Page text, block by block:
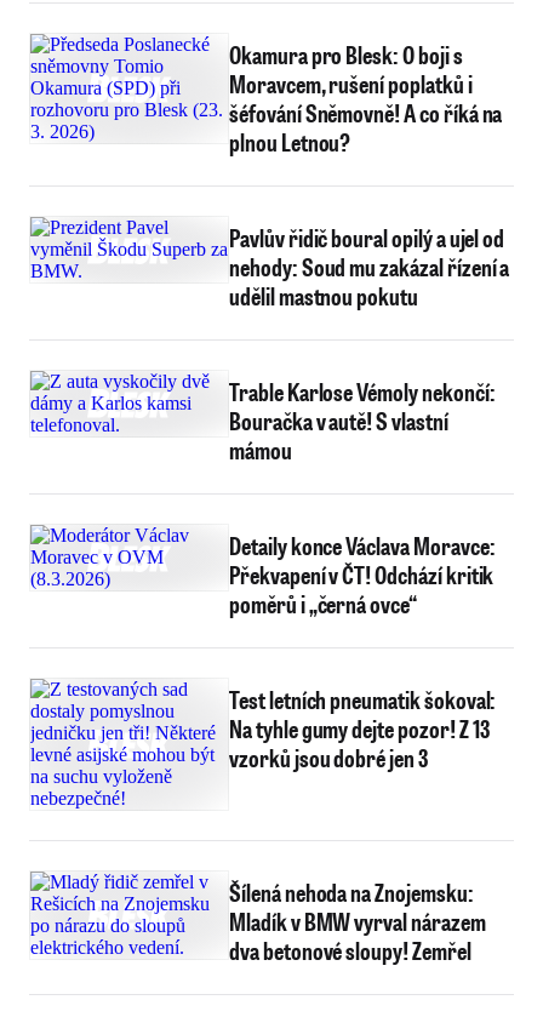
Okamura pro Blesk: O boji s
Moravcem, rušení poplatků i
šéfování Sněmovně! A co říká na
plnou Letnou?
Pavlův řidič boural opilý a ujel od
nehody: Soud mu zakázal řízení a
udělil mastnou pokutu
Trable Karlose Vémoly nekončí:
Bouračka v autě! S vlastní
mámou
Detaily konce Václava Moravce:
Překvapení v ČT! Odchází kritik
poměrů i „černá ovce“
Test letních pneumatik šokoval:
Na tyhle gumy dejte pozor! Z 13
vzorků jsou dobré jen 3
Šílená nehoda na Znojemsku:
Mladík v BMW vyrval nárazem
dva betonové sloupy! Zemřel